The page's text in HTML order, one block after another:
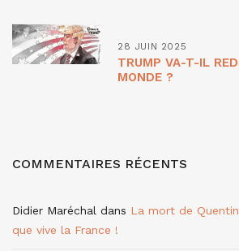
28 JUIN 2025
TRUMP VA-T-IL
MONDE ?
COMMENTAIRES RÉCENTS
Didier Maréchal dans La mort de
que vive la France !